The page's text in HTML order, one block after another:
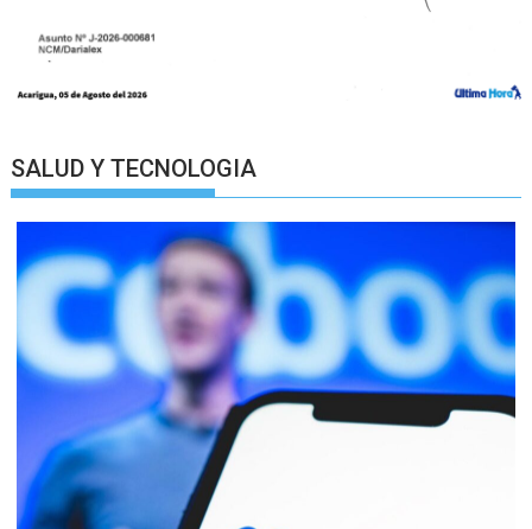
SALUD Y TECNOLOGIA